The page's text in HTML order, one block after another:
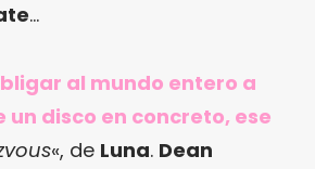
…
al mundo entero a
un disco en concreto, ese
«, de Luna. Dean